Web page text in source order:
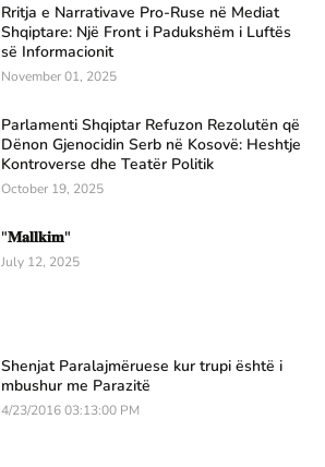
Rritja e Narrativave Pro-Ruse në Mediat
Shqiptare: Një Front i Padukshëm i Luftës
së Informacionit
November 01, 2025
Parlamenti Shqiptar Refuzon Rezolutën që
Dënon Gjenocidin Serb në Kosovë: Heshtje
Kontroverse dhe Teatër Politik
October 19, 2025
"𝐌𝐚𝐥𝐥𝐤𝐢𝐦"
July 12, 2025
Shenjat Paralajmëruese kur trupi është i
mbushur me Parazitë
4/23/2016 03:13:00 PM